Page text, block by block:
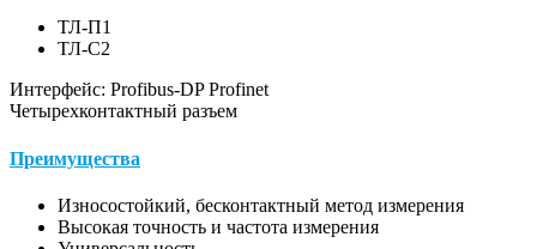
ТЛ-П1
ТЛ-С2
Интерфейс: Profibus-DP Profinet
Четырехконтактный разъем
Преимущества
Износостойкий, бесконтактный метод измерения
Высокая точность и частота измерения